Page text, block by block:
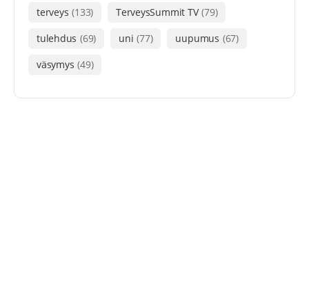
terveys (133) TerveysSummit TV (79)
tulehdus (69) uni (77) uupumus (67)
väsymys (49)